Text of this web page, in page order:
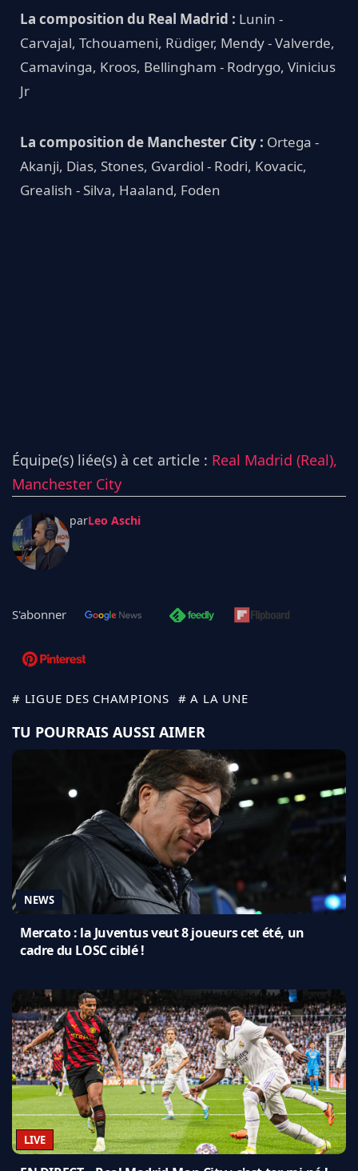
La composition du Real Madrid : Lunin -
Carvajal, Tchouameni, Rüdiger, Mendy - Valverde,
Camavinga, Kroos, Bellingham - Rodrygo, Vinicius
Jr
La composition de Manchester City : Ortega -
Akanji, Dias, Stones, Gvardiol - Rodri, Kovacic,
Grealish - Silva, Haaland, Foden
Équipe(s) liée(s) à cet article : Real Madrid (Real),
Manchester City
parLeo Aschi
S'abonner
# LIGUE DES CHAMPIONS # A LA UNE
TU POURRAIS AUSSI AIMER
NEWS
Mercato : la Juventus veut 8 joueurs cet été, un
cadre du LOSC ciblé !
LIVE